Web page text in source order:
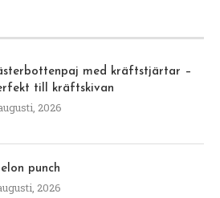
med kräftstjärtar –
till kräftskivan
2026
punch
2026